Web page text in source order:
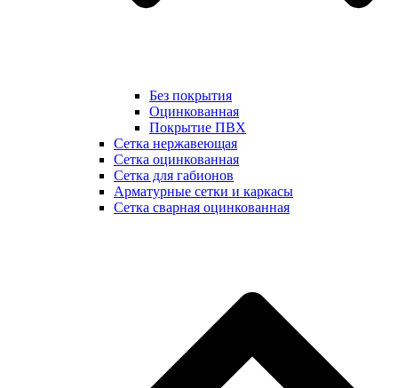
Без покрытия
Оцинкованная
Покрытие ПВХ
Сетка нержавеющая
Сетка оцинкованная
Сетка для габионов
Арматурные сетки и каркасы
Сетка сварная оцинкованная